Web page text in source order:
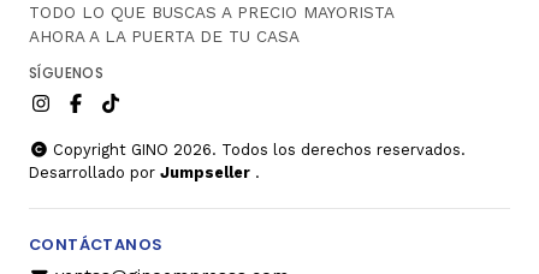
TODO LO QUE BUSCAS A PRECIO MAYORISTA
AHORA A LA PUERTA DE TU CASA
SÍGUENOS
Copyright GINO 2026. Todos los derechos reservados.
Desarrollado por Jumpseller .
CONTÁCTANOS